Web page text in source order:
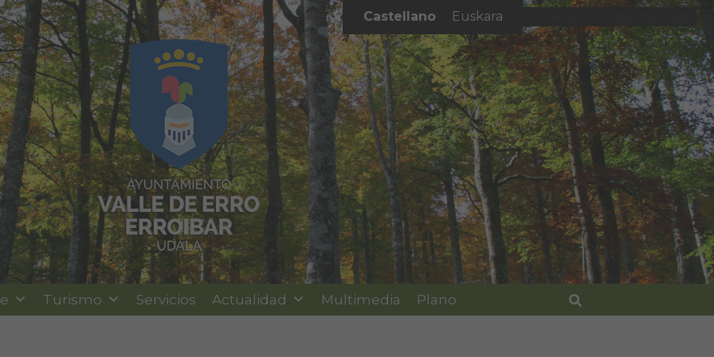
Castellano Euskara
Turismo Servicios Actualidad Multimedia Plano
Buscar